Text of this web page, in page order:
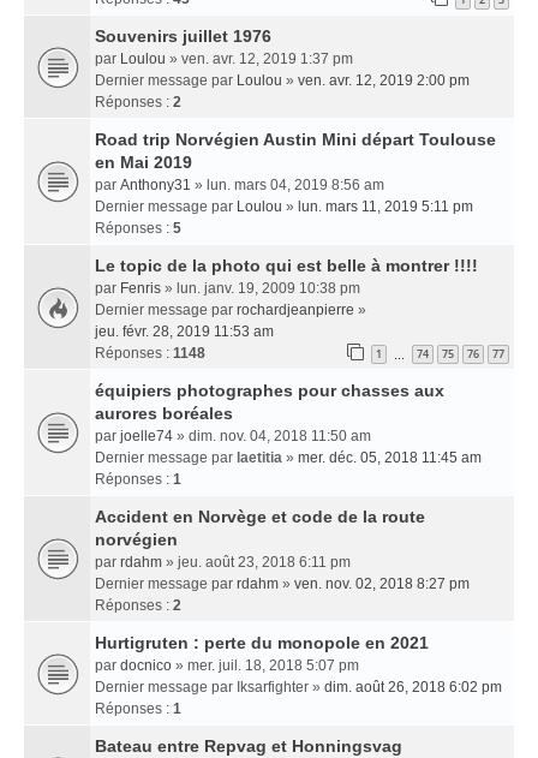
Souvenirs juillet 1976
par Loulou » ven. avr. 12, 2019 1:37 pm
Dernier message par Loulou » ven. avr. 12, 2019 2:00 pm
Réponses : 2
Road trip Norvégien Austin Mini départ Toulouse
en Mai 2019
par Anthony31 » lun. mars 04, 2019 8:56 am
Dernier message par Loulou » lun. mars 11, 2019 5:11 pm
Réponses : 5
Le topic de la photo qui est belle à montrer !!!!
par Fenris » lun. janv. 19, 2009 10:38 pm
Dernier message par rochardjeanpierre »
jeu. févr. 28, 2019 11:53 am
Réponses : 1148 1 … 74 75 76 77
équipiers photographes pour chasses aux
aurores boréales
par joelle74 » dim. nov. 04, 2018 11:50 am
Dernier message par laetitia » mer. déc. 05, 2018 11:45 am
Réponses : 1
Accident en Norvège et code de la route
norvégien
par rdahm » jeu. août 23, 2018 6:11 pm
Dernier message par rdahm » ven. nov. 02, 2018 8:27 pm
Réponses : 2
Hurtigruten : perte du monopole en 2021
par docnico » mer. juil. 18, 2018 5:07 pm
Dernier message par Iksarfighter » dim. août 26, 2018 6:02 pm
Réponses : 1
Bateau entre Repvag et Honningsvag